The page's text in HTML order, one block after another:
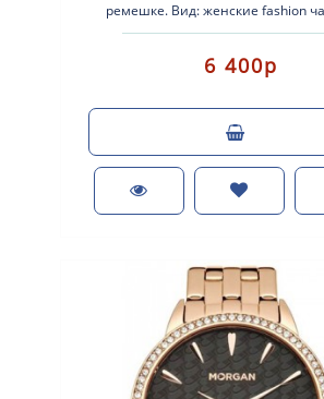
ремешке. Вид: женские fashion
механизма: кварцевые. Корпус:
6 400р